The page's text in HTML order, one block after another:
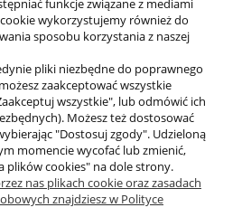
KONTAKT
KONTO
funkcje związane z mediami
wykorzystujemy również do
sposobu korzystania z naszej
pliki niezbędne do poprawnego
zaakceptować wszystkie
wszystkie", lub odmówić ich
Możesz też dostosować
"Dostosuj zgody". Udzieloną
momencie wycofać lub zmienić,
plików cookies" na dole strony.
nas plikach cookie oraz zasadach
znajdziesz w Polityce